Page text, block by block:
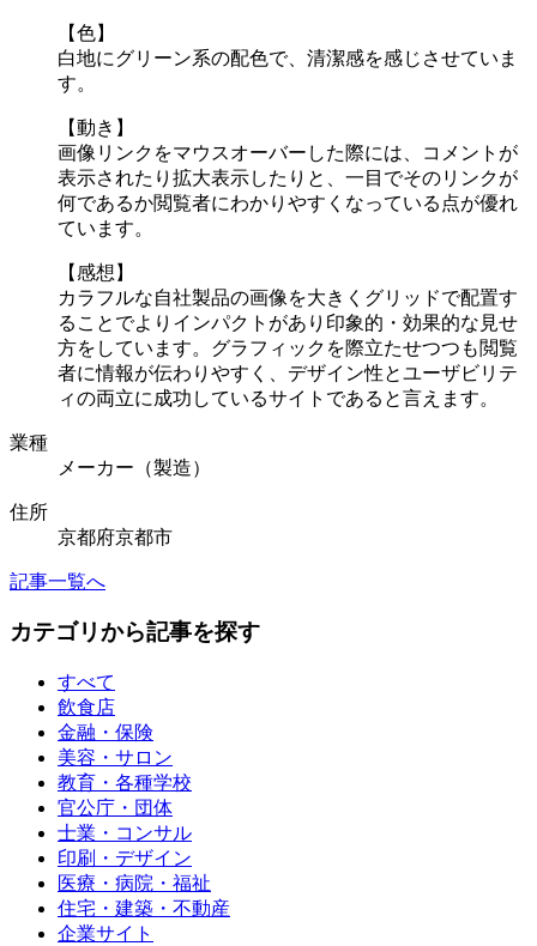
【色】
白地にグリーン系の配色で、清潔感を感じさせていま
す。
【動き】
画像リンクをマウスオーバーした際には、コメントが
表示されたり拡大表示したりと、一目でそのリンクが
何であるか閲覧者にわかりやすくなっている点が優れ
ています。
【感想】
カラフルな自社製品の画像を大きくグリッドで配置す
ることでよりインパクトがあり印象的・効果的な見せ
方をしています。グラフィックを際立たせつつも閲覧
者に情報が伝わりやすく、デザイン性とユーザビリテ
ィの両立に成功しているサイトであると言えます。
業種
メーカー（製造）
住所
京都府京都市
記事一覧へ
カテゴリから記事を探す
すべて
飲食店
金融・保険
美容・サロン
教育・各種学校
官公庁・団体
士業・コンサル
印刷・デザイン
医療・病院・福祉
住宅・建築・不動産
企業サイト